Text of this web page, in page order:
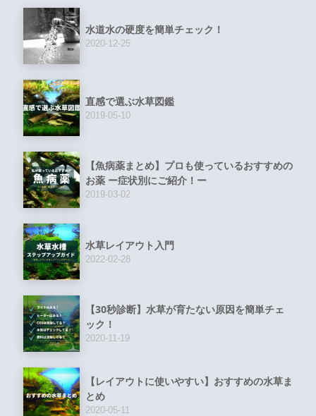
水道水の硬度を簡単チェック！
2020-12-25
直感で選ぶ水草図鑑
2019-05-10
【魚病薬まとめ】プロも使っているおすすめの
お薬 ー症状別にご紹介！ー
2019-03-02
水草レイアウト入門
2022-02-28
【30秒診断】水草が育たない原因を簡単チェ
ック！
2020-11-19
【レイアウトに使いやすい】おすすめの水草ま
とめ
2020-05-11